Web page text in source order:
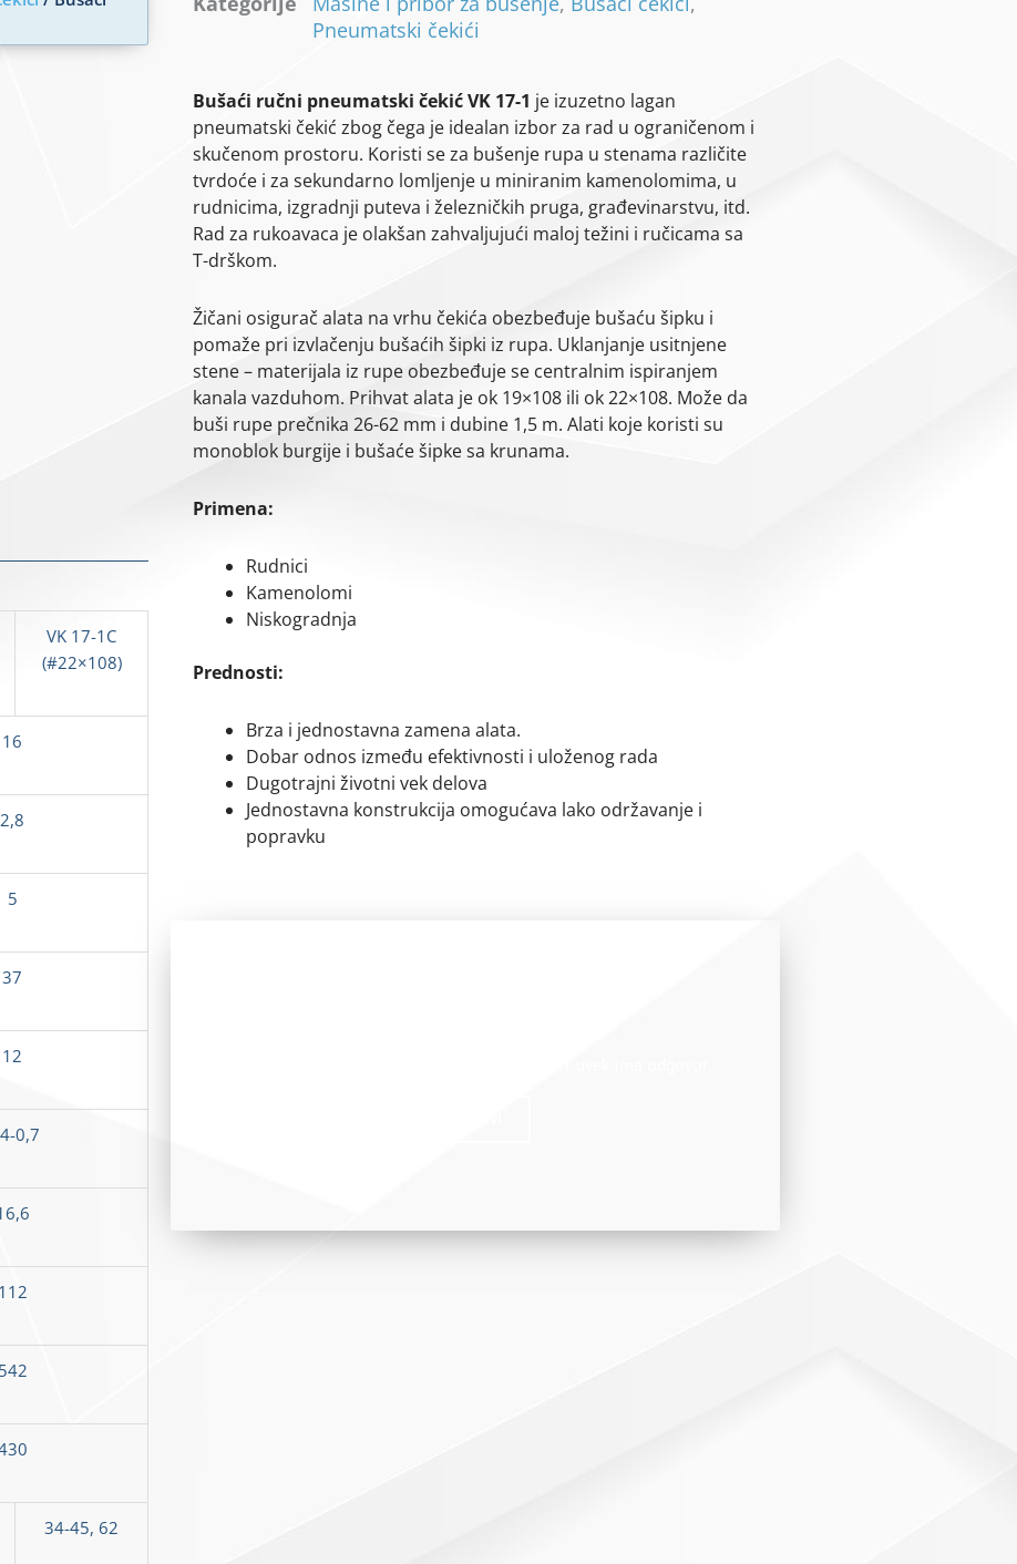
VK 17-1C
(#22×108)
16
2,8
5
37
12
0,7
112
542
34-45, 62
Pneumatski čekići
Bušaći ručni pneumatski čekić VK 17-1 je izuzetno lagan
pneumatski čekić zbog čega je idealan izbor za rad u ograničenom i
skučenom prostoru. Koristi se za bušenje rupa u stenama različite
tvrdoće i za sekundarno lomljenje u miniranim kamenolomima, u
rudnicima, izgradnji puteva i železničkih pruga, građevinarstvu, itd.
Rad za rukoavaca je olakšan zahvaljujući maloj težini i ručicama sa
T-drškom.
Žičani osigurač alata na vrhu čekića obezbeđuje bušaću šipku i
pomaže pri izvlačenju bušaćih šipki iz rupa. Uklanjanje usitnjene
stene – materijala iz rupe obezbeđuje se centralnim ispiranjem
kanala vazduhom. Prihvat alata je ok 19×108 ili ok 22×108. Može da
buši rupe prečnika 26-62 mm i dubine 1,5 m. Alati koje koristi su
monoblok burgije i bušaće šipke sa krunama.
Primena:
Rudnici
Kamenolomi
Niskogradnja
Prednosti:
Brza i jednostavna zamena alata.
Dobar odnos između efektivnosti i uloženog rada
Dugotrajni životni vek delova
Jednostavna konstrukcija omogućava lako održavanje i
popravku